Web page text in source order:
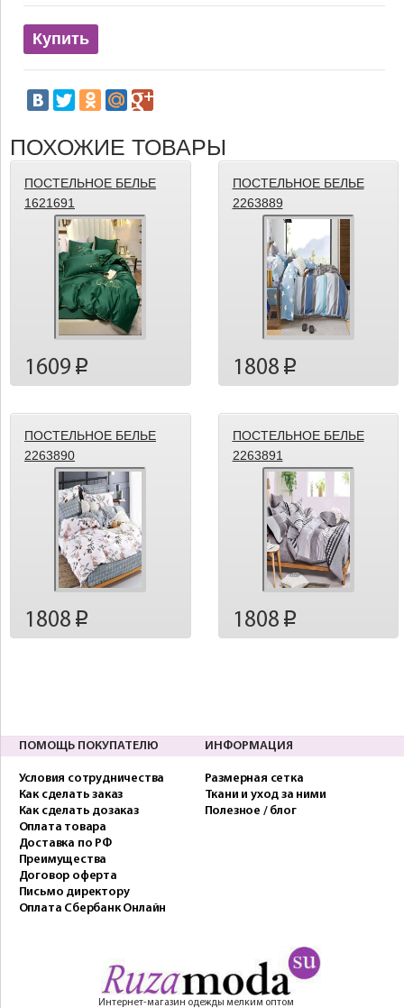
Купить
ПОХОЖИЕ ТОВАРЫ
ПОСТЕЛЬНОЕ БЕЛЬЕ
1621691
1609 p
ПОСТЕЛЬНОЕ БЕЛЬЕ
2263889
1808 p
ПОСТЕЛЬНОЕ БЕЛЬЕ
2263890
1808 p
ПОСТЕЛЬНОЕ БЕЛЬЕ
2263891
1808 p
ПОМОЩЬ ПОКУПАТЕЛЮ
Условия сотрудничества
Как сделать заказ
Как сделать дозаказ
Оплата товара
Доставка по РФ
Преимущества
Договор оферта
Письмо директору
Оплата Сбербанк Онлайн
ИНФОРМАЦИЯ
Размерная сетка
Ткани и уход за ними
Полезное / блог
Интернет-магазин одежды мелким оптом